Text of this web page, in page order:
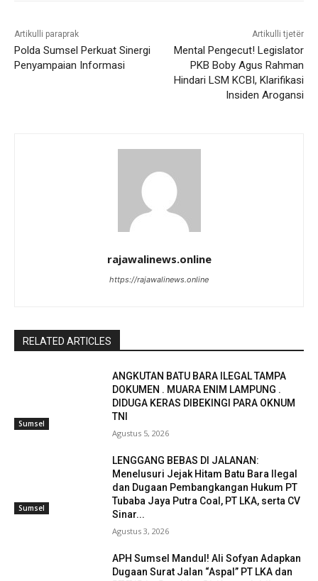
Artikulli paraprak
Polda Sumsel Perkuat Sinergi
Penyampaian Informasi
Artikulli tjetër
Mental Pengecut! Legislator
PKB Boby Agus Rahman
Hindari LSM KCBI, Klarifikasi
Insiden Arogansi
rajawalinews.online
https://rajawalinews.online
RELATED ARTICLES
Sumsel
ANGKUTAN BATU BARA ILEGAL TAMPA
DOKUMEN . MUARA ENIM LAMPUNG .
DIDUGA KERAS DIBEKINGI PARA OKNUM
TNI
Agustus 5, 2026
Sumsel
LENGGANG BEBAS DI JALANAN:
Menelusuri Jejak Hitam Batu Bara Ilegal
dan Dugaan Pembangkangan Hukum PT
Tubaba Jaya Putra Coal, PT LKA, serta CV
Sinar...
Agustus 3, 2026
APH Sumsel Mandul! Ali Sofyan Adapkan
Dugaan Surat Jalan “Aspal” PT LKA dan